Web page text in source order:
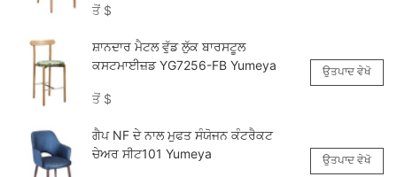
ਤੋਂ $
ਸ਼ਾਨਦਾਰ ਮੈਟਲ ਵੁੱਡ ਲੁੱਕ ਬਾਰਸਟੂਲ
ਕਸਟਮਾਈਜ਼ਡ YG7256-FB Yumeya
ਤੋਂ $
ਉਤਪਾਦ ਵੇਖੋ
ਗੈਪ NF ਦੇ ਨਾਲ ਮੁਫਤ ਸੰਯੋਜਨ ਕੰਟਰੈਕਟ
ਚੇਅਰ ਸੀਟ101 Yumeya
ਉਤਪਾਦ ਵੇਖੋ